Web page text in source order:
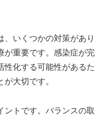
いくつかの対策があり
が重要です。感染症が完
性化する可能性があるた
大切です。
ントです。バランスの取